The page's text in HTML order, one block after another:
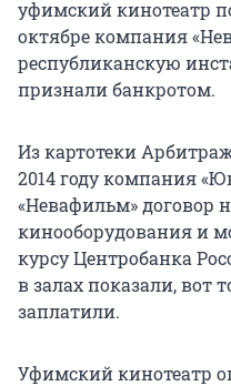
уфимский кинотеатр
октябре компания
республиканскую
признали банкротом.
Из картотеки
2014 году компания
«Невафильм» договор
кинооборудования и
курсу Центробанка
в залах показали, вот
заплатили.
Уфимский кинотеатр